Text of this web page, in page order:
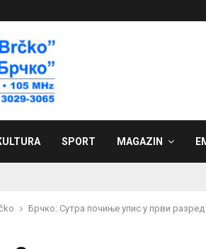
SPORT MAGAZIN
Брчко: Сутра почиње упис у први